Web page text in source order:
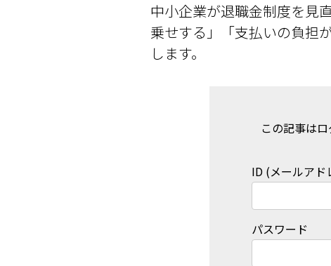
中小企業が退職金制度を見
乗せする」「⽀払いの負担
します。
この記事は
ID (メールアド
パスワード